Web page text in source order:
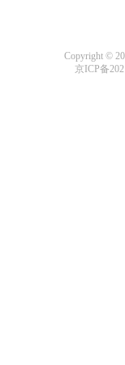
Copyright ©
京ICP备